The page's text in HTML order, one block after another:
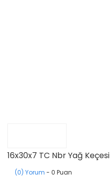
16x30x7 TC Nbr Yağ Keçesi
(0) Yorum - 0 Puan